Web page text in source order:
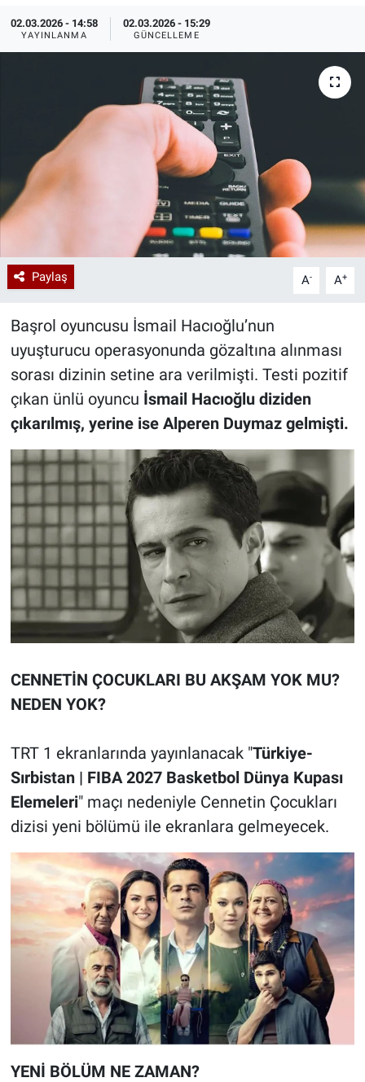
02.03.2026 - 14:58
YAYINLANMA
02.03.2026 - 15:29
GÜNCELLEME
Paylaş A- A+
Başrol oyuncusu İsmail Hacıoğlu’nun
uyuşturucu operasyonunda gözaltına alınması
sorası dizinin setine ara verilmişti. Testi pozitif
çıkan ünlü oyuncu İsmail Hacıoğlu diziden
çıkarılmış, yerine ise Alperen Duymaz gelmişti.
CENNETİN ÇOCUKLARI BU AKŞAM YOK MU?
NEDEN YOK?
TRT 1 ekranlarında yayınlanacak "Türkiye-
Sırbistan | FIBA 2027 Basketbol Dünya Kupası
Elemeleri" maçı nedeniyle Cennetin Çocukları
dizisi yeni bölümü ile ekranlara gelmeyecek.
YENİ BÖLÜM NE ZAMAN?
Erişim Bilgileri
Sağlık
Teknoloji